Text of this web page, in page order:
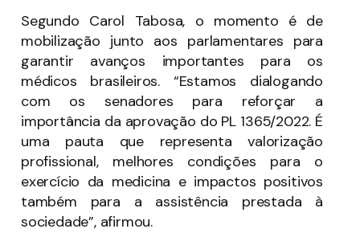
Segundo Carol Tabosa, o momento é de
mobilização junto aos parlamentares para
garantir avanços importantes para os
médicos brasileiros. “Estamos dialogando
com os senadores para reforçar a
importância da aprovação do PL 1365/2022. É
uma pauta que representa valorização
profissional, melhores condições para o
exercício da medicina e impactos positivos
também para a assistência prestada à
sociedade”, afirmou.